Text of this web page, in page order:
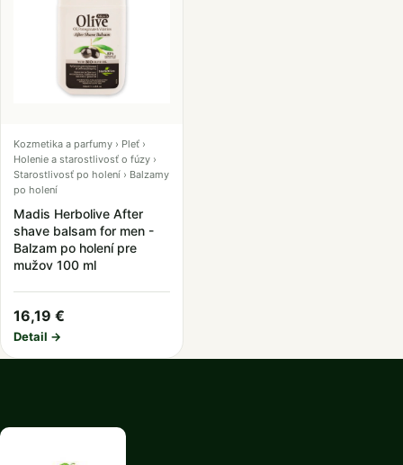
Kozmetika a parfumy › Pleť ›
Holenie a starostlivosť o fúzy ›
Starostlivosť po holení › Balzamy
po holení
Madis Herbolive After
shave balsam for men -
Balzam po holení pre
mužov 100 ml
16,19 €
Detail →